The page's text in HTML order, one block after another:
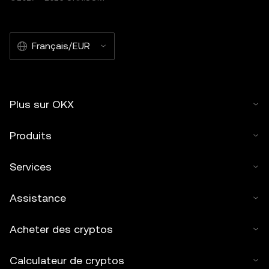
Français/EUR
Plus sur OKX
Produits
Services
Assistance
Acheter des cryptos
Calculateur de cryptos